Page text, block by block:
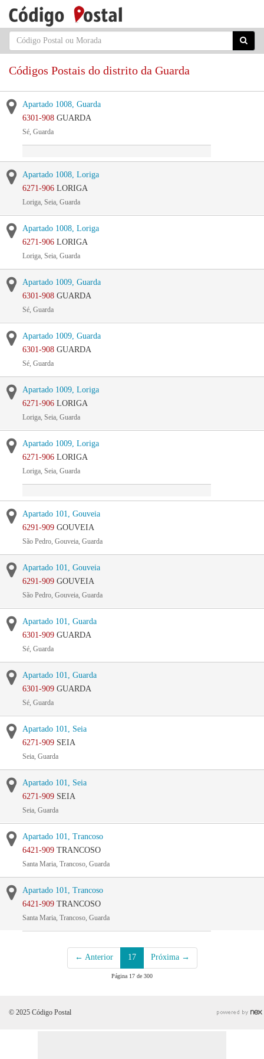
Códigos Postais do distrito da Guarda
Apartado 1008, Guarda
6301-908 GUARDA
Sé, Guarda
Apartado 1008, Loriga
6271-906 LORIGA
Loriga, Seia, Guarda
Apartado 1008, Loriga
6271-906 LORIGA
Loriga, Seia, Guarda
Apartado 1009, Guarda
6301-908 GUARDA
Sé, Guarda
Apartado 1009, Guarda
6301-908 GUARDA
Sé, Guarda
Apartado 1009, Loriga
6271-906 LORIGA
Loriga, Seia, Guarda
Apartado 1009, Loriga
6271-906 LORIGA
Loriga, Seia, Guarda
Apartado 101, Gouveia
6291-909 GOUVEIA
São Pedro, Gouveia, Guarda
Apartado 101, Gouveia
6291-909 GOUVEIA
São Pedro, Gouveia, Guarda
Apartado 101, Guarda
6301-909 GUARDA
Sé, Guarda
Apartado 101, Guarda
6301-909 GUARDA
Sé, Guarda
Apartado 101, Seia
6271-909 SEIA
Seia, Guarda
Apartado 101, Seia
6271-909 SEIA
Seia, Guarda
Apartado 101, Trancoso
6421-909 TRANCOSO
Santa Maria, Trancoso, Guarda
Apartado 101, Trancoso
6421-909 TRANCOSO
Santa Maria, Trancoso, Guarda
← Anterior 17 Próxima →
Página 17 de 300
© 2025 Código Postal